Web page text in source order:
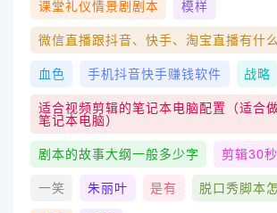
课堂礼仪情景剧剧本 模样
微信直播跟抖音、快手、淘宝直播有什么
血色 手机抖音快手赚钱软件 战略
适合视频剪辑的笔记本电脑配置（适合
笔记本电脑）
剧本的故事大纲一般多少字 剪辑30
一笑 朱丽叶 是有 脱口秀脚本